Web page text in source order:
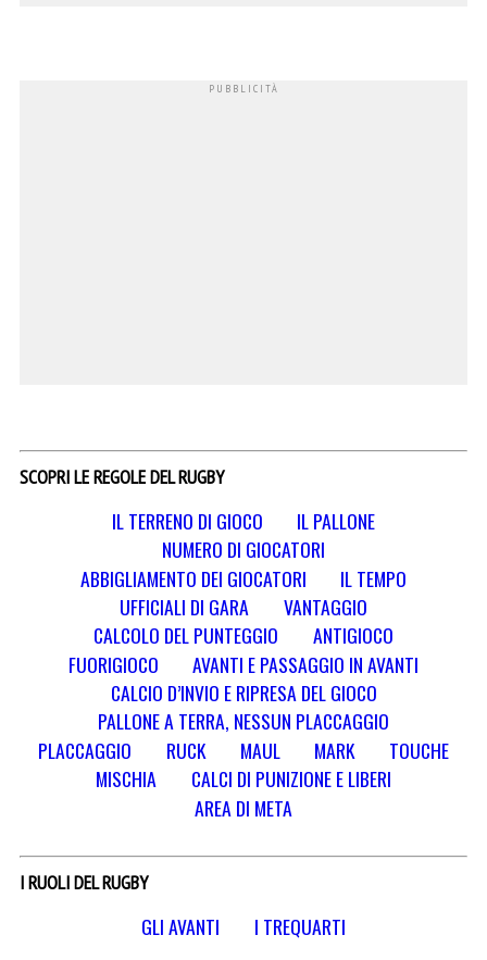
SCOPRI LE REGOLE DEL RUGBY
IL TERRENO DI GIOCO
IL PALLONE
NUMERO DI GIOCATORI
ABBIGLIAMENTO DEI GIOCATORI
IL TEMPO
UFFICIALI DI GARA
VANTAGGIO
CALCOLO DEL PUNTEGGIO
ANTIGIOCO
FUORIGIOCO
AVANTI E PASSAGGIO IN AVANTI
CALCIO D’INVIO E RIPRESA DEL GIOCO
PALLONE A TERRA, NESSUN PLACCAGGIO
PLACCAGGIO
RUCK MAUL MARK
TOUCHE
MISCHIA
CALCI DI PUNIZIONE E LIBERI
AREA DI META
I RUOLI DEL RUGBY
GLI AVANTI I TREQUARTI